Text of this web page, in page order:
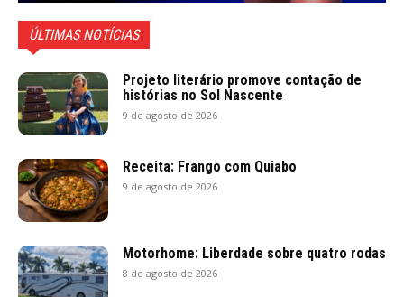
ÚLTIMAS NOTÍCIAS
Projeto literário promove contação de
histórias no Sol Nascente
9 de agosto de 2026
Receita: Frango com Quiabo
9 de agosto de 2026
Motorhome: Liberdade sobre quatro rodas
8 de agosto de 2026